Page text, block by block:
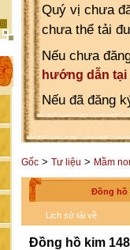
Quý vị chưa
chưa thể tải
Nếu chưa
hướng dẫn tại
Nếu đã đăng
Gốc > Tư liệu > Mầm
Đồng hồ
Lịch sử tải về
Đồng hồ kim